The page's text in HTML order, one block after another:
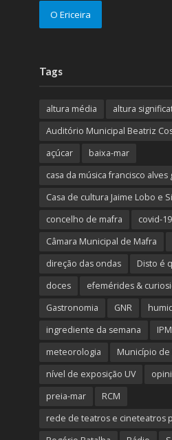
O Ericeira
Tags
altura média altura
Auditório Municipal Beatriz
açúcar
baixa-mar
casa da música francisco alves
Casa de cultura Jaime Lobo e
concelho de mafra
covid-19
Câmara Municipal de Mafra
direção das ondas
Disto é
doces
efemérides &
Gastronomia
GNR
ingrediente da semana
meteorologia
Município de
nível de exposição UV
preia-mar
RCM
rede de teatros e cineteatros